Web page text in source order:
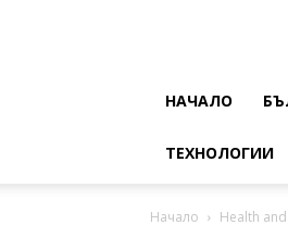
НАЧАЛО
ТЕХНОЛОГИИ
Начало Health